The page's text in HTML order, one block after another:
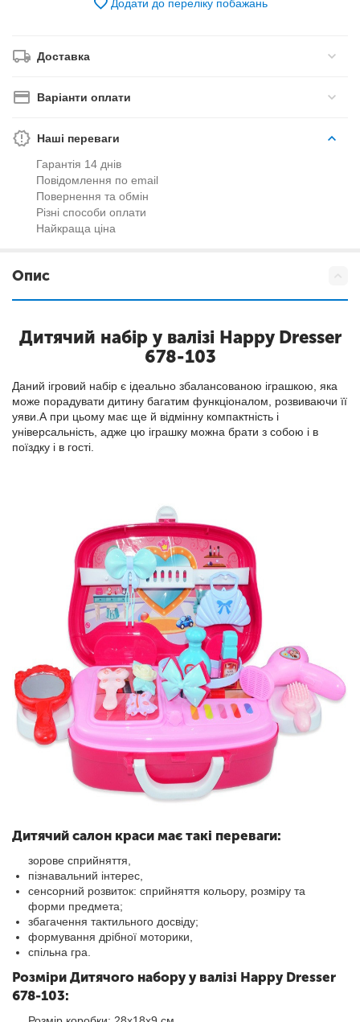
Додати до переліку побажань
Доставка
Варіанти оплати
Наші переваги
Гарантія 14 днів
Повідомлення по email
Повернення та обмін
Різні способи оплати
Найкраща ціна
Опис
Дитячий набір у валізі Happy Dresser
678-103
Даний ігровий набір є ідеально збалансованою іграшкою, яка
може порадувати дитину багатим функціоналом, розвиваючи її
уяви.А при цьому має ще й відмінну компактність і
універсальність, адже цю іграшку можна брати з собою і в
поїздку і в гості.
Дитячий салон краси має такі переваги:
зорове сприйняття,
пізнавальний інтерес,
сенсорний розвиток: сприйняття кольору, розміру та
форми предмета;
збагачення тактильного досвіду;
формування дрібної моторики,
спільна гра.
Розміри Дитячого набору у валізі Happy Dresser
678-103: